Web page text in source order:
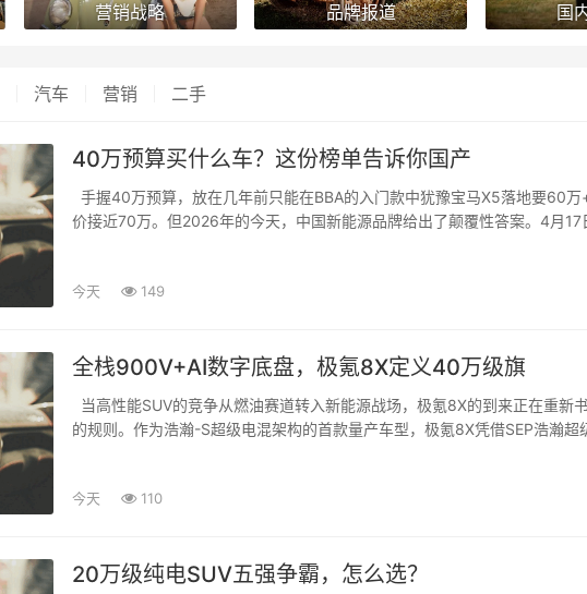
营销战略 品牌报道 国
汽车 营销 二手
40万预算买什么车？这份榜单告诉你国产
手握40万预算，放在几年前只能在BBA的入门款中犹豫宝马X5落地要60万
价接近70万。但2026年的今天，中国新能源品牌给出了颠覆性答案。4月17
今天 149
全栈900V+AI数字底盘，极氪8X定义40万级旗
当高性能SUV的竞争从燃油赛道转入新能源战场，极氪8X的到来正在重新
的规则。作为浩瀚-S超级电混架构的首款量产车型，极氪8X凭借SEP浩瀚超
今天 110
20万级纯电SUV五强争霸，怎么选？